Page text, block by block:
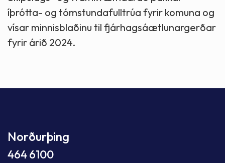
íþrótta- og tómstundafulltrúa fyrir komuna og
vísar minnisblaðinu til fjárhagsáætlunargerðar
fyrir árið 2024.
Norðurþing
464 6100